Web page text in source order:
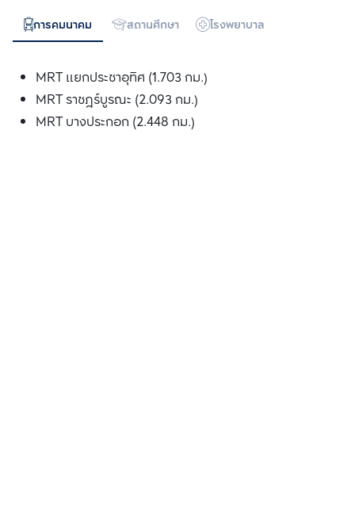
การคมนาคม สถานศึกษา โรงพยาบาล
MRT แยกประชาอุทิศ (1.703 กม.)
MRT ราชฎร์บูรณะ (2.093 กม.)
MRT บางประกอก (2.448 กม.)